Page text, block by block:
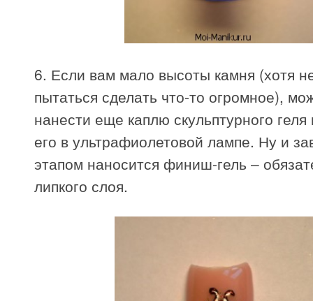
6. Если вам мало высоты камня (хотя
пытаться сделать что-то огромное),
нанести еще каплю скульптурного
его в ультрафиолетовой лампе. Ну и
этапом наносится финиш-гель –
липкого слоя.